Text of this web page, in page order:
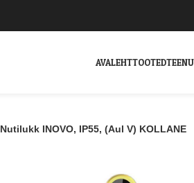
AVALEHTTOOTED
Nutilukk INOVO, IP55, (Aul V) KOLLANE